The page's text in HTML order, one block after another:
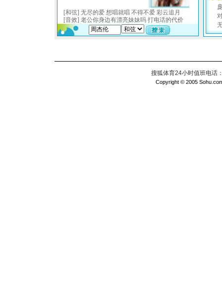
搜狐体育24小时值班电话
Copyright © 2005